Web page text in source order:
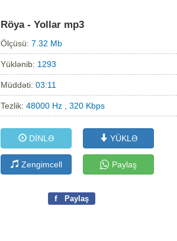
Röya - Yollar mp3
Ölçüsü: 7.32 Mb
Yüklənib: 1293
Müddəti: 03:11
Tezlik: 48000 Hz , 320 Kbps
DİNLƏ YÜKLƏ
Zengimcell Paylaş
f Paylaş